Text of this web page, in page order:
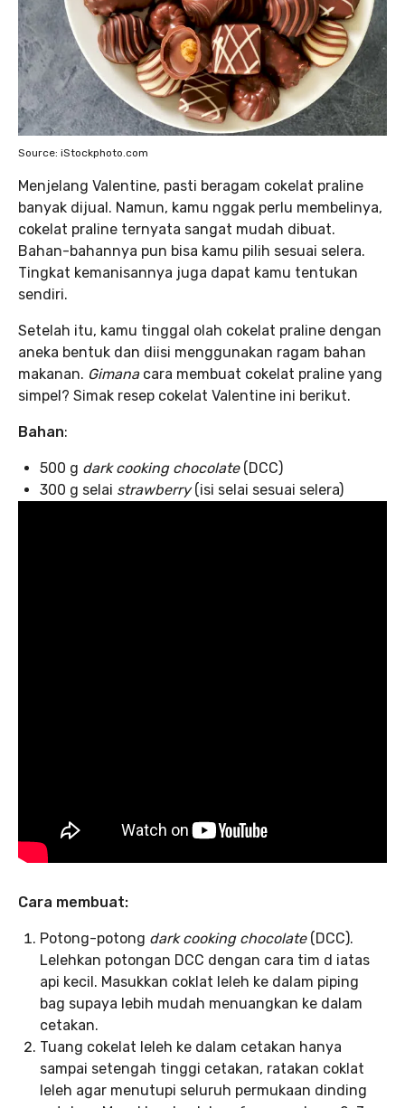
Source: iStockphoto.com
Menjelang Valentine, pasti beragam cokelat praline
banyak dijual. Namun, kamu nggak perlu membelinya,
cokelat praline ternyata sangat mudah dibuat.
Bahan-bahannya pun bisa kamu pilih sesuai selera.
Tingkat kemanisannya juga dapat kamu tentukan
sendiri.
Setelah itu, kamu tinggal olah cokelat praline dengan
aneka bentuk dan diisi menggunakan ragam bahan
makanan. Gimanacara membuat cokelat praline yang
simpel? Simak resep cokelat Valentine ini berikut.
Bahan:
500 g dark cooking chocolate(DCC)
300 g selai strawberry(isi selai sesuai selera)
Cara membuat:
Potong-potong dark cooking chocolate (DCC).
Lelehkan potongan DCC dengan cara tim d iatas
api kecil. Masukkan coklat leleh ke dalam piping
bag supaya lebih mudah menuangkan ke dalam
cetakan.
Tuang cokelat leleh ke dalam cetakan hanya
sampai setengah tinggi cetakan, ratakan coklat
leleh agar menutupi seluruh permukaan dinding